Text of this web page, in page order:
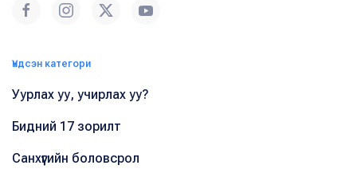
Үндсэн категори
Уурлах уу, учирлах уу?
Бидний 17 зорилт
Санхүүгийн боловсрол